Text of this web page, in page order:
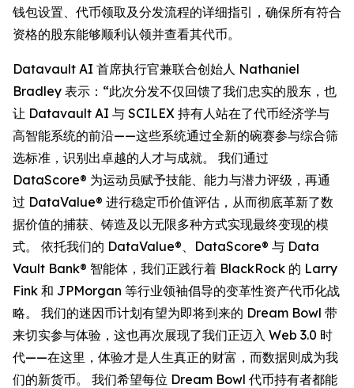
钱包设置、代币领取及分发流程的详细指引，确保所有符合
资格的股东能够顺利认领并查看其代币。
Datavault AI 首席执行官兼联合创始人 Nathaniel
Bradley 表示：“此次分发不仅回馈了我们忠实的股东，也
让 Datavault AI 与 SCILEX 持有人站在了代币经济学与
高智能系统的前沿——这些系统通过全新的碗赛参与综合筛
选标准，识别出卓越的人才与成就。 我们通过
DataScore® 为运动员赋予技能、能力与潜力评级，再通
过 DataValue® 进行稳定币价值评估，从而彻底革新了数
据价值的捕获、铸造及以无限多种方式实现最终变现的模
式。 依托我们的 DataValue®、DataScore® 与 Data
Vault Bank® 智能体，我们正践行着 BlackRock 的 Larry
Fink 和 JPMorgan 等行业领袖倡导的变革性资产代币化战
略。 我们的迷因币计划有望为即将到来的 Dream Bowl 带
来切实参与体验，这也再次展现了我们正迈入 Web 3.0 时
代——在这里，体验才是人生真正的财富，而数据则成为我
们的新货币。 我们希望每位 Dream Bowl 代币持有者都能